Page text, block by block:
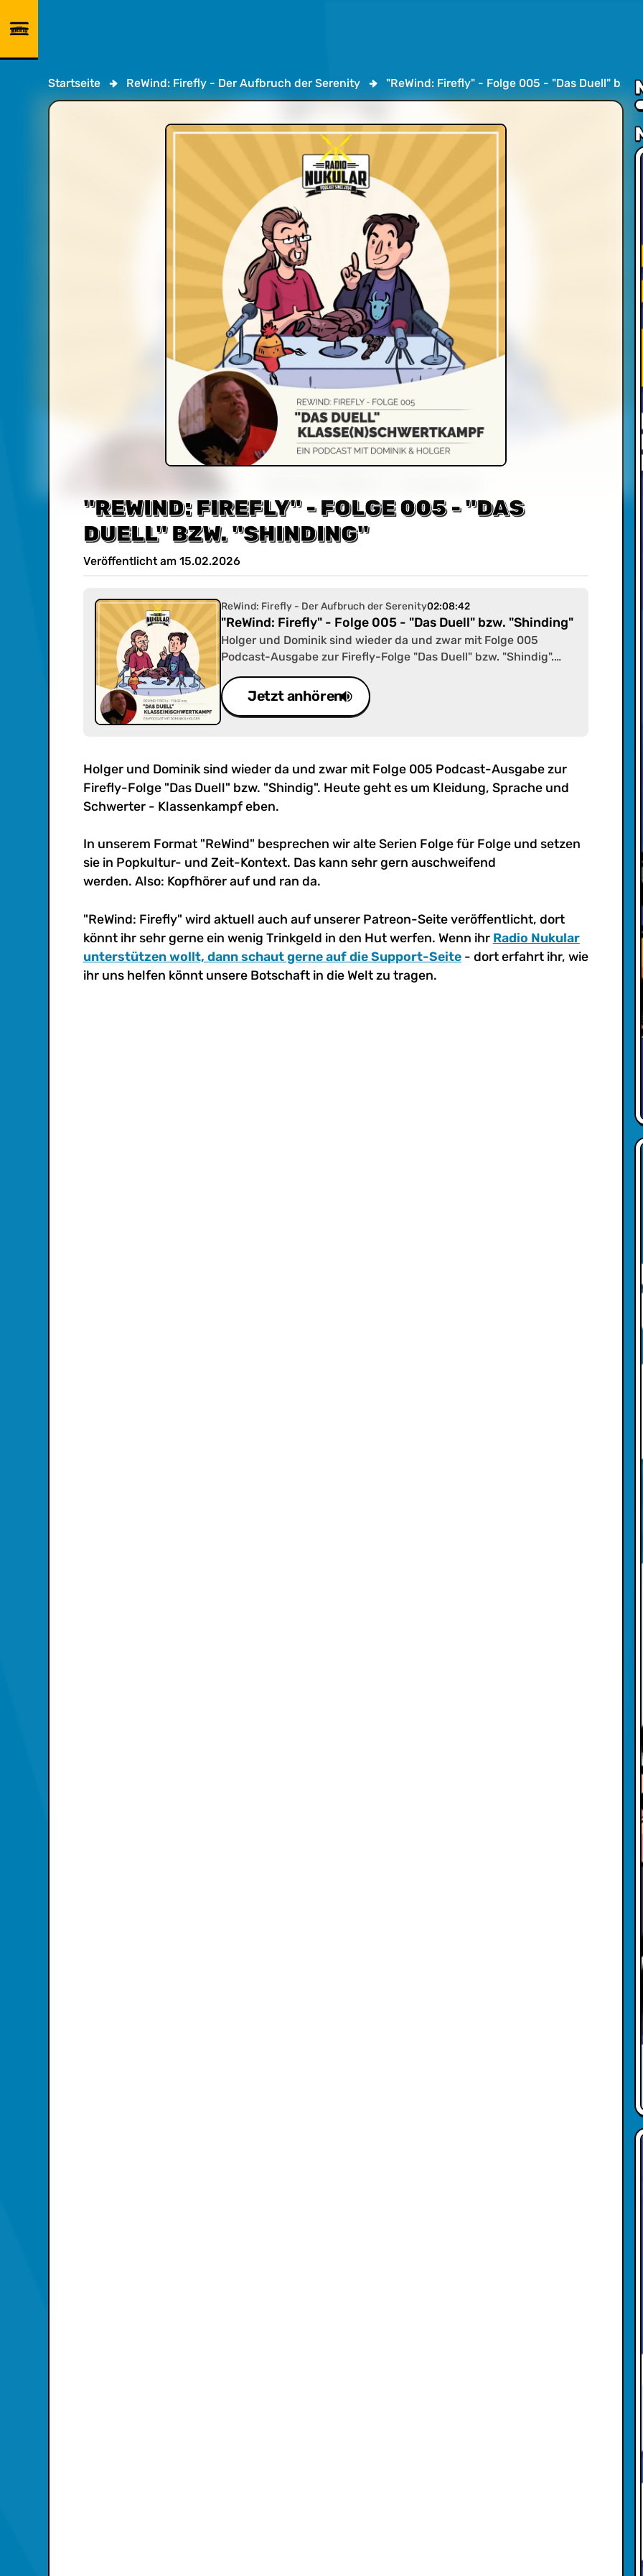
Startseite ReWind: Firefly - Der Aufbruch der Serenity "ReWind: Firefly" - Folge 005 - "Das Duell"
"REWIND: FIREFLY" - FOLGE 005 - "DAS
DUELL" BZW. "SHINDING"
Veröffentlicht am 15.02.2026
ReWind: Firefly - Der Aufbruch der Serenity02:08:42
"ReWind: Firefly" - Folge 005 - "Das Duell" bzw. "Shinding"
Holger und Dominik sind wieder da und zwar mit Folge 005
Podcast-Ausgabe zur Firefly-Folge "Das Duell" bzw. "Shindig".
Klassenkampf eben!
Jetzt anhören
Holger und Dominik sind wieder da und zwar mit Folge 005 Podcast-Ausgabe zur
Firefly-Folge "Das Duell" bzw. "Shindig". Heute geht es um Kleidung, Sprache und
Schwerter - Klassenkampf eben.
In unserem Format "ReWind" besprechen wir alte Serien Folge für Folge und setzen
sie in Popkultur- und Zeit-Kontext. Das kann sehr gern auschweifend
werden. Also: Kopfhörer auf und ran da.
"ReWind: Firefly" wird aktuell auch auf unserer Patreon-Seite veröffentlicht, dort
könnt ihr sehr gerne ein wenig Trinkgeld in den Hut werfen. Wenn ihr Radio Nukular
unterstützen wollt, dann schaut gerne auf die Support-Seite- dort erfahrt ihr, wie
ihr uns helfen könnt unsere Botschaft in die Welt zu tragen.